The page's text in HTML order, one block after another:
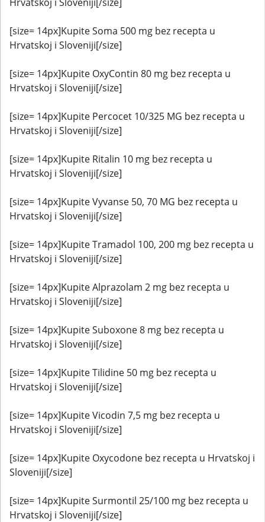
[size= 14px]Kupite Soma 500 mg bez recepta u
Hrvatskoj i Sloveniji[/size]
[size= 14px]Kupite OxyContin 80 mg bez recepta u
Hrvatskoj i Sloveniji[/size]
[size= 14px]Kupite Percocet 10/325 MG bez recepta u
Hrvatskoj i Sloveniji[/size]
[size= 14px]Kupite Ritalin 10 mg bez recepta u
Hrvatskoj i Sloveniji[/size]
[size= 14px]Kupite Vyvanse 50, 70 MG bez recepta u
Hrvatskoj i Sloveniji[/size]
[size= 14px]Kupite Tramadol 100, 200 mg bez recepta u
Hrvatskoj i Sloveniji[/size]
[size= 14px]Kupite Alprazolam 2 mg bez recepta u
Hrvatskoj i Sloveniji[/size]
[size= 14px]Kupite Suboxone 8 mg bez recepta u
Hrvatskoj i Sloveniji[/size]
[size= 14px]Kupite Tilidine 50 mg bez recepta u
Hrvatskoj i Sloveniji[/size]
[size= 14px]Kupite Vicodin 7,5 mg bez recepta u
Hrvatskoj i Sloveniji[/size]
[size= 14px]Kupite Oxycodone bez recepta u Hrvatskoj i
Sloveniji[/size]
[size= 14px]Kupite Surmontil 25/100 mg bez recepta u
Hrvatskoj i Sloveniji[/size]